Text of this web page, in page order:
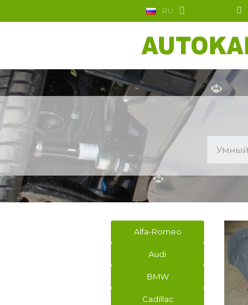
RU
Alfa-Romeo
Audi
BMW
Cadillac